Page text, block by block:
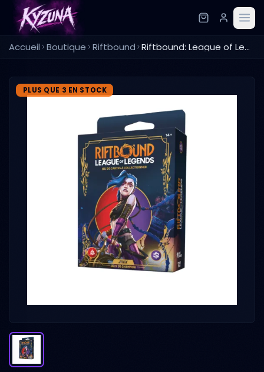
Accueil Boutique Riftbound Riftbound: League of Legends TCG - Decks de Champion Origines : Jinx
PLUS QUE 3 EN STOCK